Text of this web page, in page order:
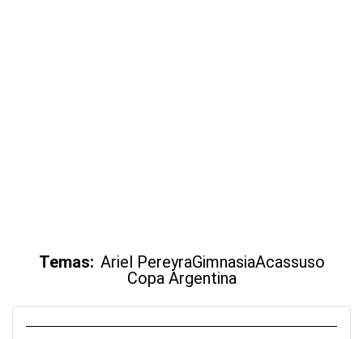
Temas: Ariel PereyraGimnasiaAcassuso
Copa Argentina